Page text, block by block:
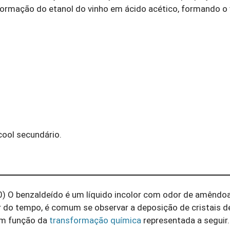
do etanol do vinho em ácido acético, formando o
secundário.
O benzaldeído é um líquido incolor com odor de
tempo, é comum se observar a deposição de cristais
função da transformação química representada a seguir.